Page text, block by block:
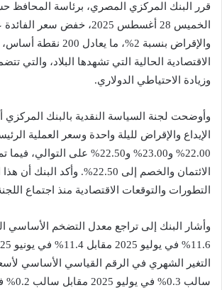
قرر البنك المركزي المصري، برئاسة المحافظ
الخميس 28 أغسطس 2025، خفض سعر
والإقراض بنسبة 2%، ما
الاقتصادية الحالية التي تشهدها البلاد، والتي
وزيادة الاحتياطي الدولاري.
وأوضحت لجنة السياسة النقدية بالبنك المركزي
الإيداع والإقراض لليلة واحدة وسعر العملية
22.00% و23.00% و22.50% على
الائتمان والخصم إلى 22.50%. وأكد
التطورات والتوقعات الاقتصادية منذ اجتماع
وأشار البنك إلى تراجع معدل التضخم الأساسي
التغير الشهري في الرقم القياسي الأساسي